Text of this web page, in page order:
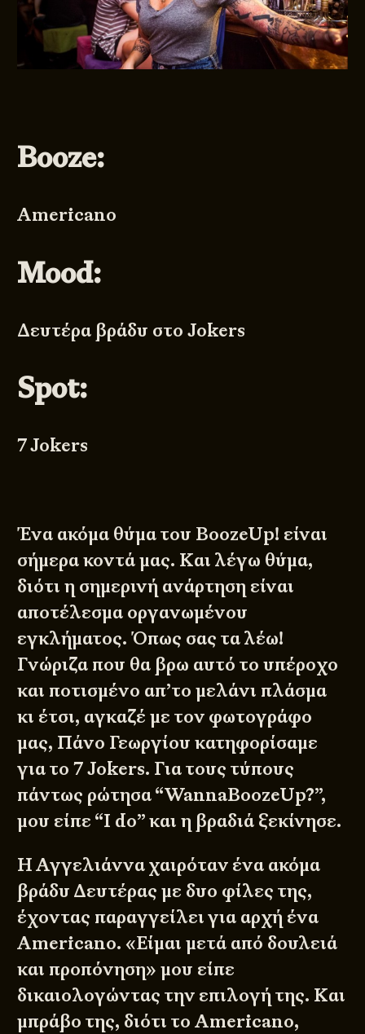
Booze:
Americano
Mood:
Δευτέρα βράδυ στο Jokers
Spot:
7 Jokers
Ένα ακόμα θύμα του BoozeUp! είναι
σήμερα κοντά μας. Και λέγω θύμα,
διότι η σημερινή ανάρτηση είναι
αποτέλεσμα οργανωμένου
εγκλήματος. Όπως σας τα λέω!
Γνώριζα που θα βρω αυτό το υπέροχο
και ποτισμένο απ’το μελάνι πλάσμα
κι έτσι, αγκαζέ με τον φωτογράφο
μας, Πάνο Γεωργίου κατηφορίσαμε
για το 7 Jokers. Για τους τύπους
πάντως ρώτησα “WannaBoozeUp?”,
μου είπε “I do” και η βραδιά ξεκίνησε.
Η Αγγελιάννα χαιρόταν ένα ακόμα
βράδυ Δευτέρας με δυο φίλες της,
έχοντας παραγγείλει για αρχή ένα
Americano. «Είμαι μετά από δουλειά
και προπόνηση» μου είπε
δικαιολογώντας την επιλογή της. Και
μπράβο της, διότι το Americano,